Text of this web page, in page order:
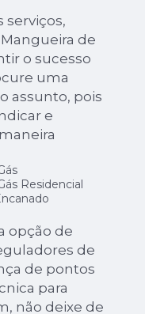
serviços,
de
o sucesso
uma
assunto, pois
e
Residencial
opção de
de
de pontos
para
não deixe de